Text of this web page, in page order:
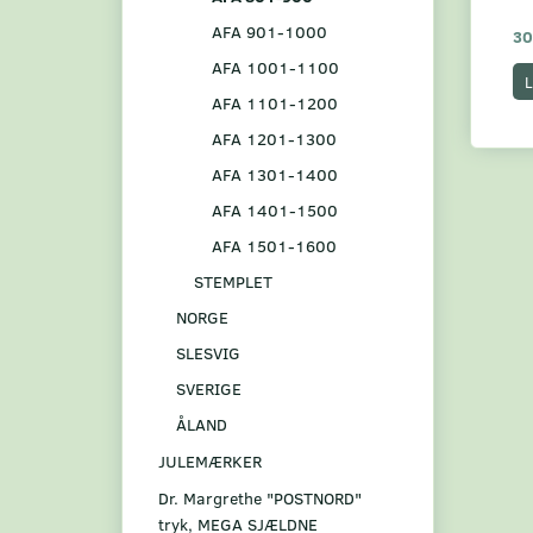
AFA 901-1000
AFA 1001-1100
AFA 1101-1200
AFA 1201-1300
AFA 1301-1400
AFA 1401-1500
AFA 1501-1600
STEMPLET
NORGE
SLESVIG
SVERIGE
ÅLAND
JULEMÆRKER
Dr. Margrethe "POSTNORD"
tryk, MEGA SJÆLDNE